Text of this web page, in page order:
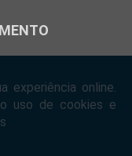
(11) 2698-6007